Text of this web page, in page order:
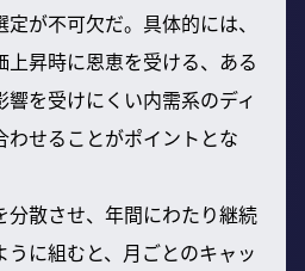
が不可欠だ。具体的には、
昇時に恩恵を受ける、ある
を受けにくい内需系のディ
わせることがポイントとな
分散させ、年間にわたり継続
に組むと、月ごとのキャッ